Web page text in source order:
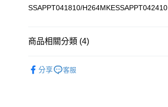
每筆NT$100，滿NT$3,000(含以上)免運費
SSAPPT041810/H264MKESSAPPT042410
商品相關分類 (4)
分享 客服